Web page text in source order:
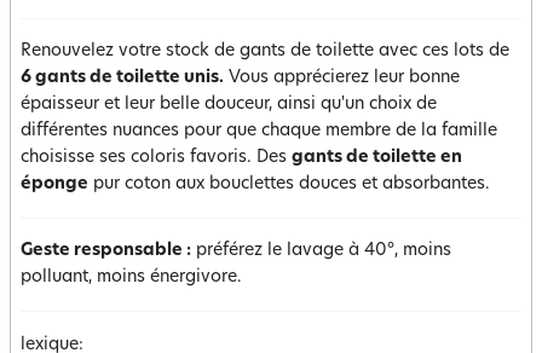
Renouvelez votre stock de gants de toilette avec ces lots de
6 gants de toilette unis. Vous apprécierez leur bonne
épaisseur et leur belle douceur, ainsi qu'un choix de
différentes nuances pour que chaque membre de la famille
choisisse ses coloris favoris. Des gants de toilette en
éponge pur coton aux bouclettes douces et absorbantes.
Geste responsable : préférez le lavage à 40°, moins
polluant, moins énergivore.
lexique: